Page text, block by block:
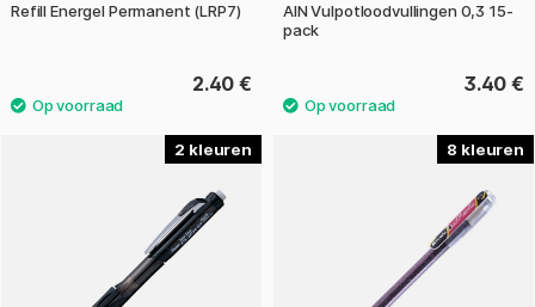
Refill Energel Permanent (LRP7)
2.40 €
AIN Vulpotloodvullingen 0,3 15-
pack
3.40 €
2 8